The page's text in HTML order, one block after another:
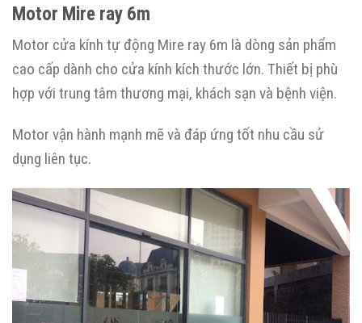
Motor Mire ray 6m
Motor cửa kính tự động Mire ray 6m là dòng sản phẩm
cao cấp dành cho cửa kính kích thước lớn. Thiết bị phù
hợp với trung tâm thương mại, khách sạn và bệnh viện.
Motor vận hành mạnh mẽ và đáp ứng tốt nhu cầu sử
dụng liên tục.